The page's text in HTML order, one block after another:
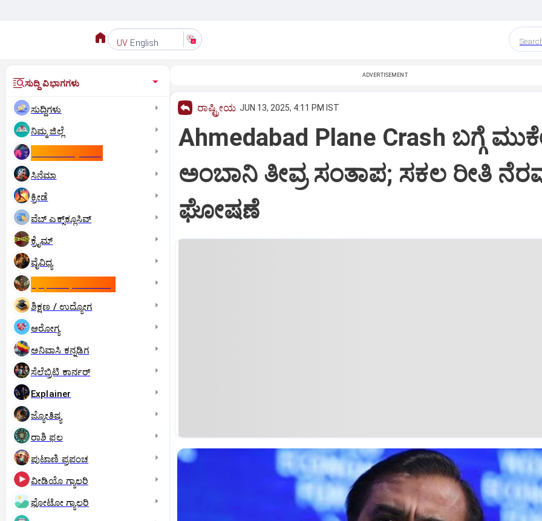
UV English
ಸುದ್ದಿ ವಿಭಾಗಗಳು
ಸುದ್ದಿಗಳು
ನಿಮ್ಮ ಜಿಲ್ಲೆ
ಸಿನೆಮಾ
ಕ್ರೀಡೆ
ವೆಬ್ ಎಕ್ಸ್‌ಕ್ಲೂಸಿವ್
ಕ್ರೈಮ್
ವೈವಿಧ್ಯ
ಶಿಕ್ಷಣ / ಉದ್ಯೋಗ
ಆರೋಗ್ಯ
ಅನಿವಾಸಿ ಕನ್ನಡಿಗ
ಸೆಲೆಬ್ರಿಟಿ ಕಾರ್ನರ್‌
Explainer
ಜ್ಯೋತಿಷ್ಯ
ರಾಶಿ ಫಲ
ಪುಟಾಣಿ ಪ್ರಪಂಚ
ವೀಡಿಯೊ ಗ್ಯಾಲರಿ
ಫೋಟೋ ಗ್ಯಾಲರಿ
ADVERTISEMENT
ರಾಷ್ಟ್ರೀಯ JUN 13, 2025, 4:11 PM IST
Ahmedabad Plane Crash ಬಗ್ಗೆ
ಅಂಬಾನಿ ತೀವ್ರ ಸಂತಾಪ; ಸಕಲ ರೀತಿ
ಘೋಷಣೆ